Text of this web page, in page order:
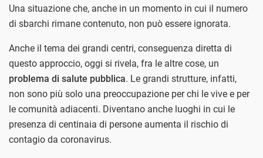
Una situazione che, anche in un momento in cui il numero
di sbarchi rimane contenuto, non può essere ignorata.
Anche il tema dei grandi centri, conseguenza diretta di
questo approccio, oggi si rivela, fra le altre cose, un
problema di salute pubblica. Le grandi strutture, infatti,
non sono più solo una preoccupazione per chi le vive e per
le comunità adiacenti. Diventano anche luoghi in cui le
presenza di centinaia di persone aumenta il rischio di
contagio da coronavirus.